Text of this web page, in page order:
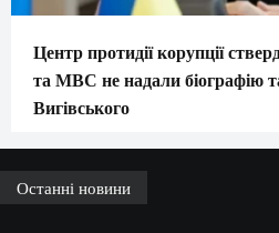
Центр протидії корупції
та МВС не надали біографію
Вигівського
Останні новини